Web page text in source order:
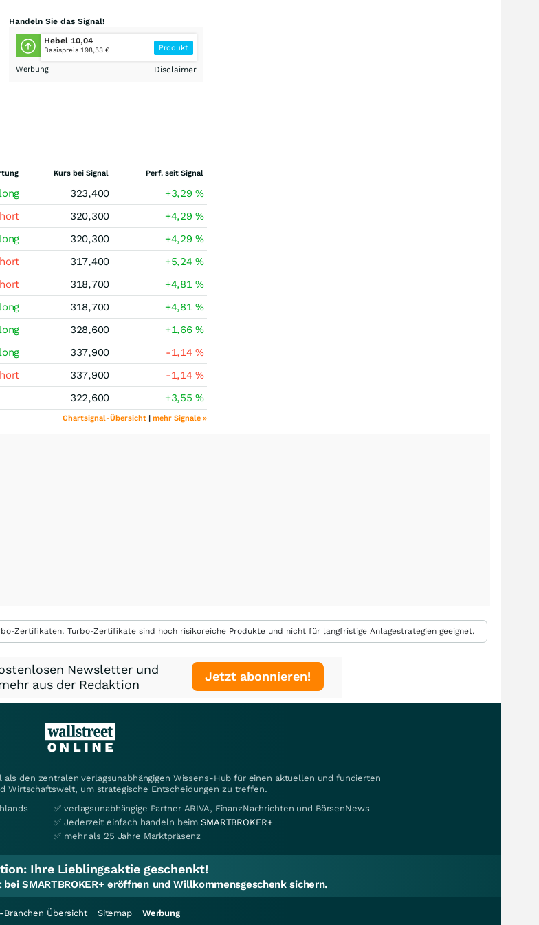
Handeln Sie das Signal!
Hebel 10,04
Basispreis 198,53 € Produkt
Werbung Disclaimer
Kurs bei Signal Perf. seit Signal
long 323,400 +3,29%
320,300 +4,29%
long 320,300 +4,29%
317,400 +5,24%
318,700 +4,81%
long 318,700 +4,81%
long 328,600 +1,66%
long 337,900 -1,14%
337,900 -1,14%
322,600 +3,55%
Chartsignal-Übersicht | mehr Signale »
Zertifikaten. Turbo-Zertifikate sind hoch risikoreiche Produkte und nicht für langfristige Anlagestrategien geeignet.
Newsletter und
aus der Redaktion
Jetzt abonnieren!
den zentralen verlagsunabhängigen Wissens-Hub für einen aktuellen und fundierten
Wirtschaftswelt, um strategische Entscheidungen zu treffen.
✅ verlagsunabhängige Partner ARIVA, FinanzNachrichten und BörsenNews
✅ Jederzeit einfach handeln beimSMARTBROKER+
✅ mehr als 25 Jahre Marktpräsenz
Ihre Lieblingsaktie geschenkt!
SMARTBROKER+ eröffnen und Willkommensgeschenk sichern.
Branchen Übersicht Sitemap Werbung